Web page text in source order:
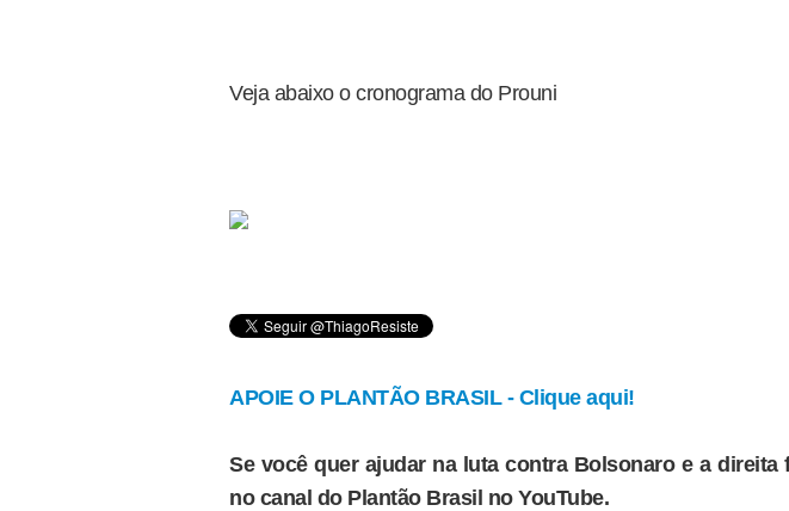
Veja abaixo o cronograma do Prouni
APOIE O PLANTÃO BRASIL - Clique aqui!
Se você quer ajudar na luta contra Bolsonaro e a direita
no canal do Plantão Brasil no YouTube.